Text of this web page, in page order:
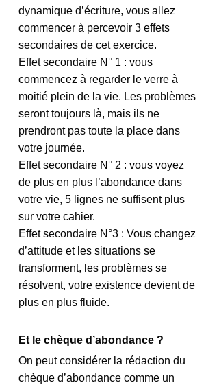
dynamique d’écriture, vous allez
commencer à percevoir 3 effets
secondaires de cet exercice.
Effet secondaire N° 1 : vous
commencez à regarder le verre à
moitié plein de la vie. Les problèmes
seront toujours là, mais ils ne
prendront pas toute la place dans
votre journée.
Effet secondaire N° 2 : vous voyez
de plus en plus l’abondance dans
votre vie, 5 lignes ne suffisent plus
sur votre cahier.
Effet secondaire N°3 : Vous changez
d’attitude et les situations se
transforment, les problèmes se
résolvent, votre existence devient de
plus en plus fluide.
Et le chèque d’abondance ?
On peut considérer la rédaction du
chèque d’abondance comme un